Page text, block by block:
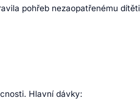
pohřeb nezaopatřenému dítěti
Hlavní dávky: